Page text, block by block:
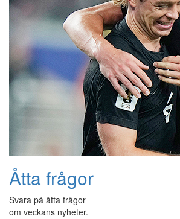
Åtta frågor
Svara på åtta frågor
om veckans nyheter.